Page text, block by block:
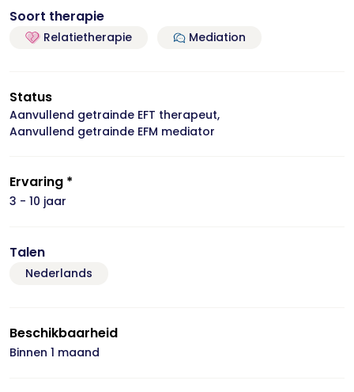
Soort therapie
Relatietherapie Mediation
Status
Aanvullend getrainde EFT therapeut,
Aanvullend getrainde EFM mediator
Ervaring *
3 - 10 jaar
Talen
Nederlands
Beschikbaarheid
Binnen 1 maand